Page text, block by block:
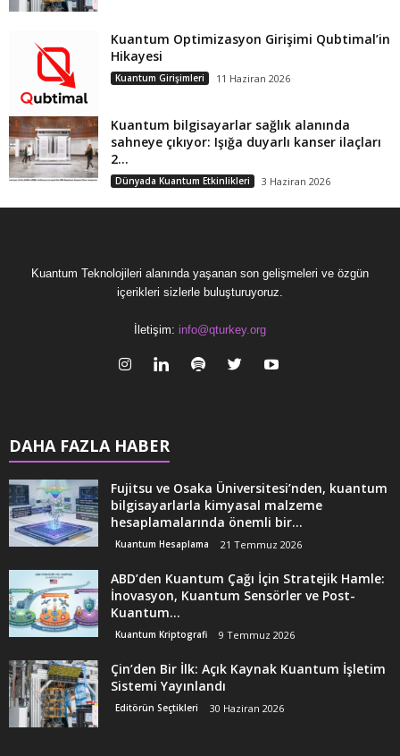
Kuantum Optimizasyon Girişimi Qubtimal’in
Hikayesi
Kuantum Girişimleri 11 Haziran 2026
Kuantum bilgisayarlar sağlık alanında
sahneye çıkıyor: Işığa duyarlı kanser ilaçları
2...
Dünyada Kuantum Etkinlikleri 3 Haziran 2026
Kuantum Teknolojileri alanında yaşanan son gelişmeleri ve özgün
içerikleri sizlerle buluşturuyoruz.
İletişim: info@qturkey.org
DAHA FAZLA HABER
Fujitsu ve Osaka Üniversitesi’nden, kuantum
bilgisayarlarla kimyasal malzeme
hesaplamalarında önemli bir...
Kuantum Hesaplama 21 Temmuz 2026
ABD’den Kuantum Çağı İçin Stratejik Hamle:
İnovasyon, Kuantum Sensörler ve Post-
Kuantum...
Kuantum Kriptografi 9 Temmuz 2026
Çin’den Bir İlk: Açık Kaynak Kuantum İşletim
Sistemi Yayınlandı
Editörün Seçtikleri 30 Haziran 2026